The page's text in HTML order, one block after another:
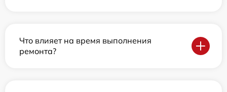
Что влияет на время выполнения
ремонта?